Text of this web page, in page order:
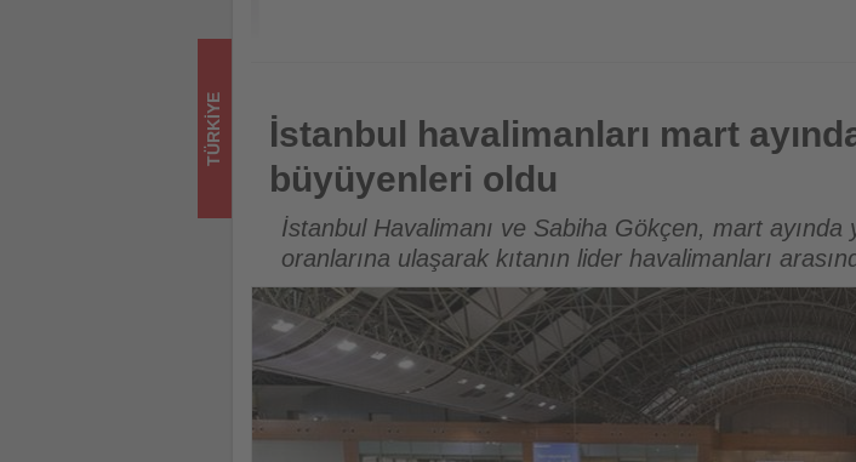
İstanbul havalimanları mart ayında Avrupa’nın en hızlı
TÜRKIYE
İstanbul havalimanları mart ayında
büyüyenleri oldu
İstanbul Havalimanı ve Sabiha Gökçen, mart
oranlarına ulaşarak kıtanın lider havalimanları